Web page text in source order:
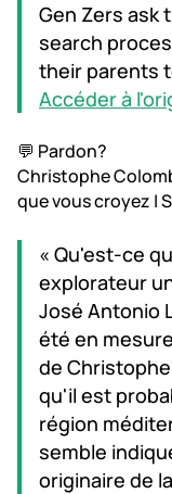
Gen Zers ask
search
their parents
Accéder à
💬 Pardon?
Christophe
que vous croyez |
« Qu'est-ce
explorateur
José Antonio
été en
de
qu'il est
région
semble
originaire de